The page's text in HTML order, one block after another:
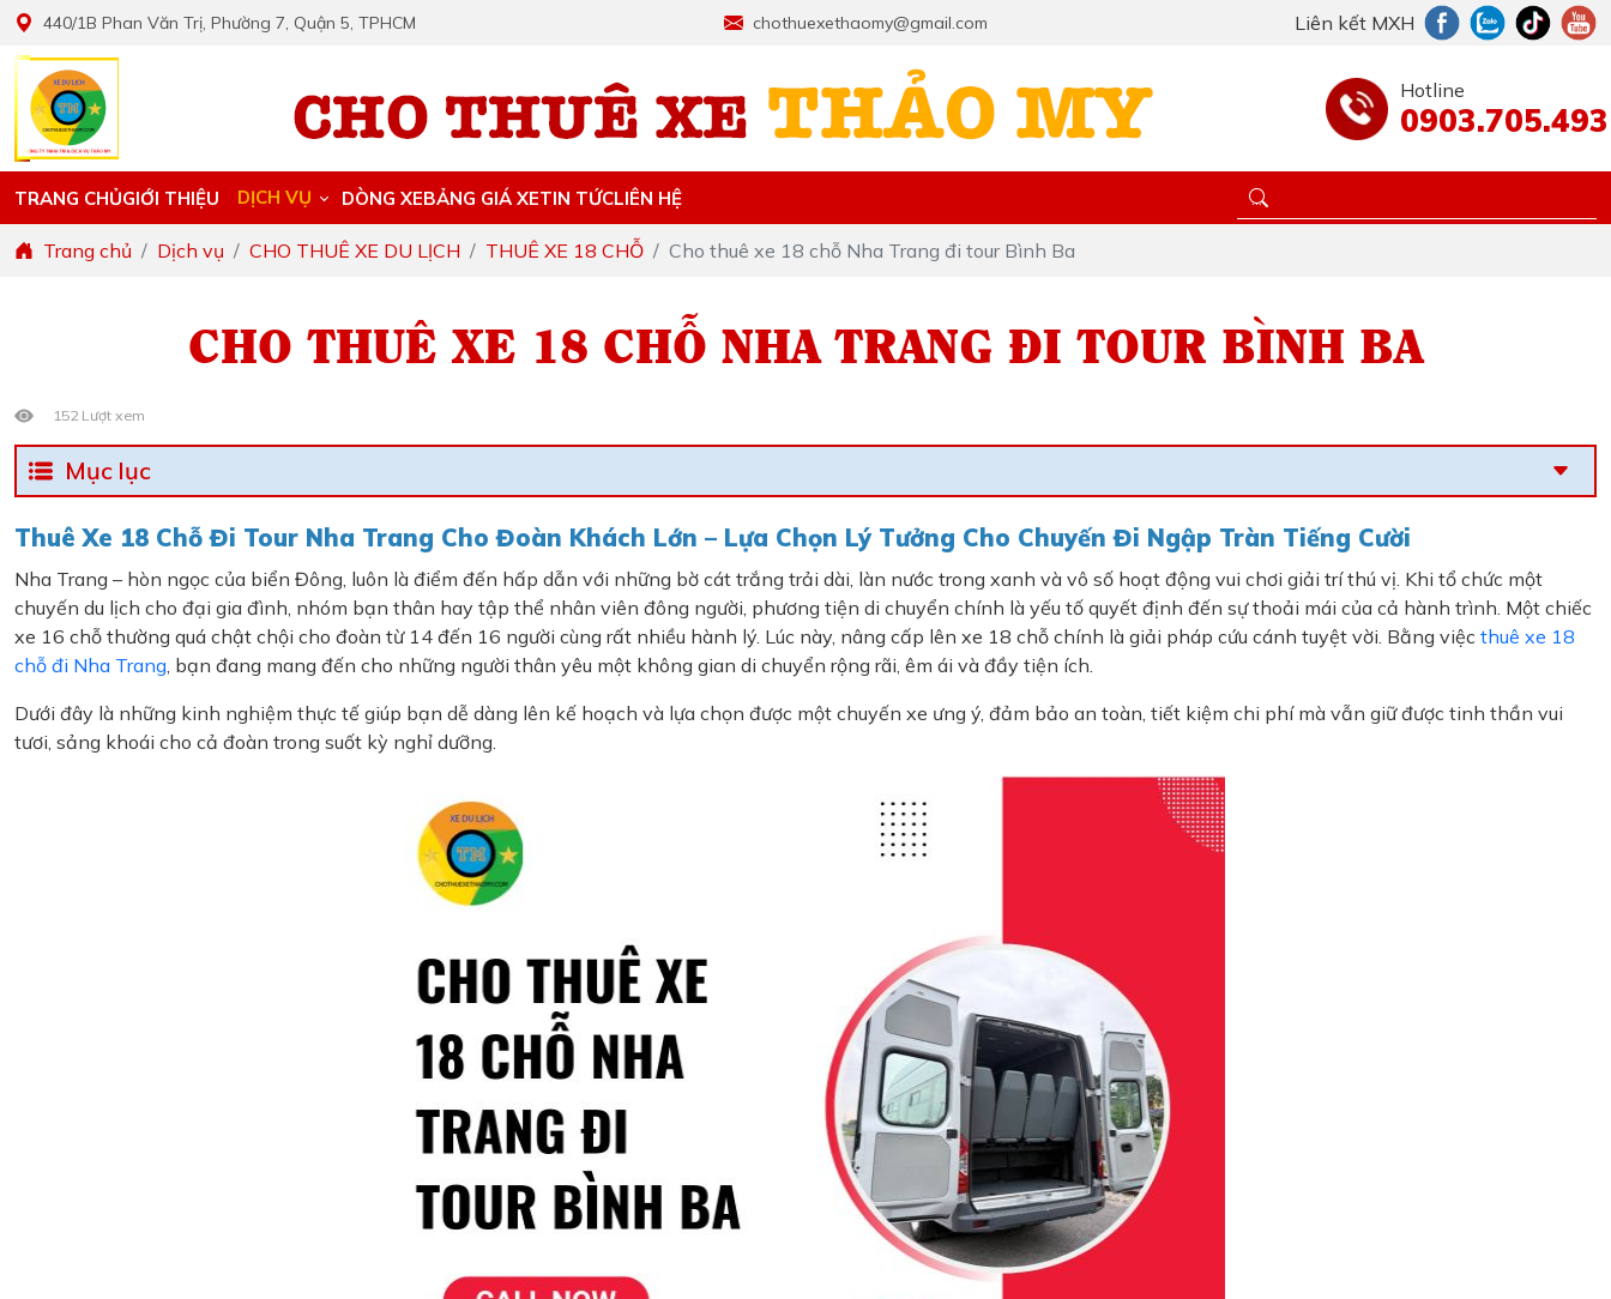
440/1B Phan Văn Trị, Phường 7, Quận 5, TPHCM chothuexethaomy@gmail.com Liên kết MXH
Hotline
0903.705.493
TRANG CHỦGIỚI THIỆU DỊCH VỤ DÒNG XEBẢNG GIÁ XETIN TỨCLIÊN HỆ
Trang chủ Dịch vụ CHO THUÊ XE DU LỊCH THUÊ XE 18 CHỖ Cho thuê xe 18 chỗ Nha Trang đi tour Bình Ba
CHO THUÊ XE 18 CHỖ NHA TRANG ĐI TOUR BÌNH BA
152 Lượt xem
Mục lục
Thuê Xe 18 Chỗ Đi Tour Nha Trang Cho Đoàn Khách Lớn – Lựa Chọn Lý Tưởng Cho Chuyến Đi Ngập Tràn Tiếng Cười
Nha Trang – hòn ngọc của biển Đông, luôn là điểm đến hấp dẫn với những bờ cát trắng trải dài, làn nước trong xanh và vô số hoạt động vui chơi giải trí thú vị. Khi tổ chức một
chuyến du lịch cho đại gia đình, nhóm bạn thân hay tập thể nhân viên đông người, phương tiện di chuyển chính là yếu tố quyết định đến sự thoải mái của cả hành trình. Một chiếc
xe 16 chỗ thường quá chật chội cho đoàn từ 14 đến 16 người cùng rất nhiều hành lý. Lúc này, nâng cấp lên xe 18 chỗ chính là giải pháp cứu cánh tuyệt vời. Bằng việc thuê xe 18
chỗ đi Nha Trang, bạn đang mang đến cho những người thân yêu một không gian di chuyển rộng rãi, êm ái và đầy tiện ích.
Dưới đây là những kinh nghiệm thực tế giúp bạn dễ dàng lên kế hoạch và lựa chọn được một chuyến xe ưng ý, đảm bảo an toàn, tiết kiệm chi phí mà vẫn giữ được tinh thần vui
tươi, sảng khoái cho cả đoàn trong suốt kỳ nghỉ dưỡng.